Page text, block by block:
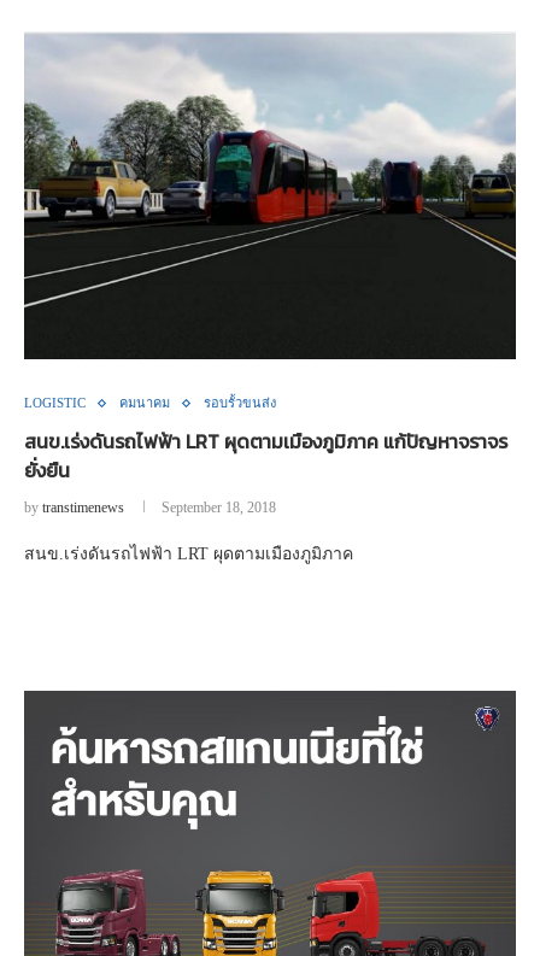
LOGISTIC คมนาคม รอบรั้วขนส่ง
สนข.เร่งดันรถไฟฟ้า LRT ผุดตามเมืองภูมิภาค แก้ปัญหาจราจร
ยั่งยืน
by transtimenews September 18, 2018
สนข.เร่งดันรถไฟฟ้า LRT ผุดตามเมืองภูมิภาค